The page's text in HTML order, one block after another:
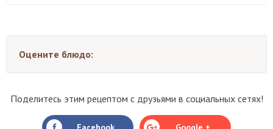
Оцените блюдо:
Поделитесь этим рецептом с друзьями в социальных сетях!